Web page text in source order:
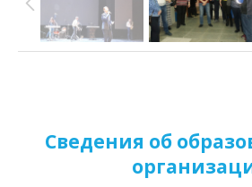
Сведения об